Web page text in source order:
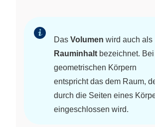
Das Volumen wird auch als
Rauminhalt bezeichnet. Bei
geometrischen Körpern
entspricht das dem Raum,
durch die Seiten eines
eingeschlossen wird.